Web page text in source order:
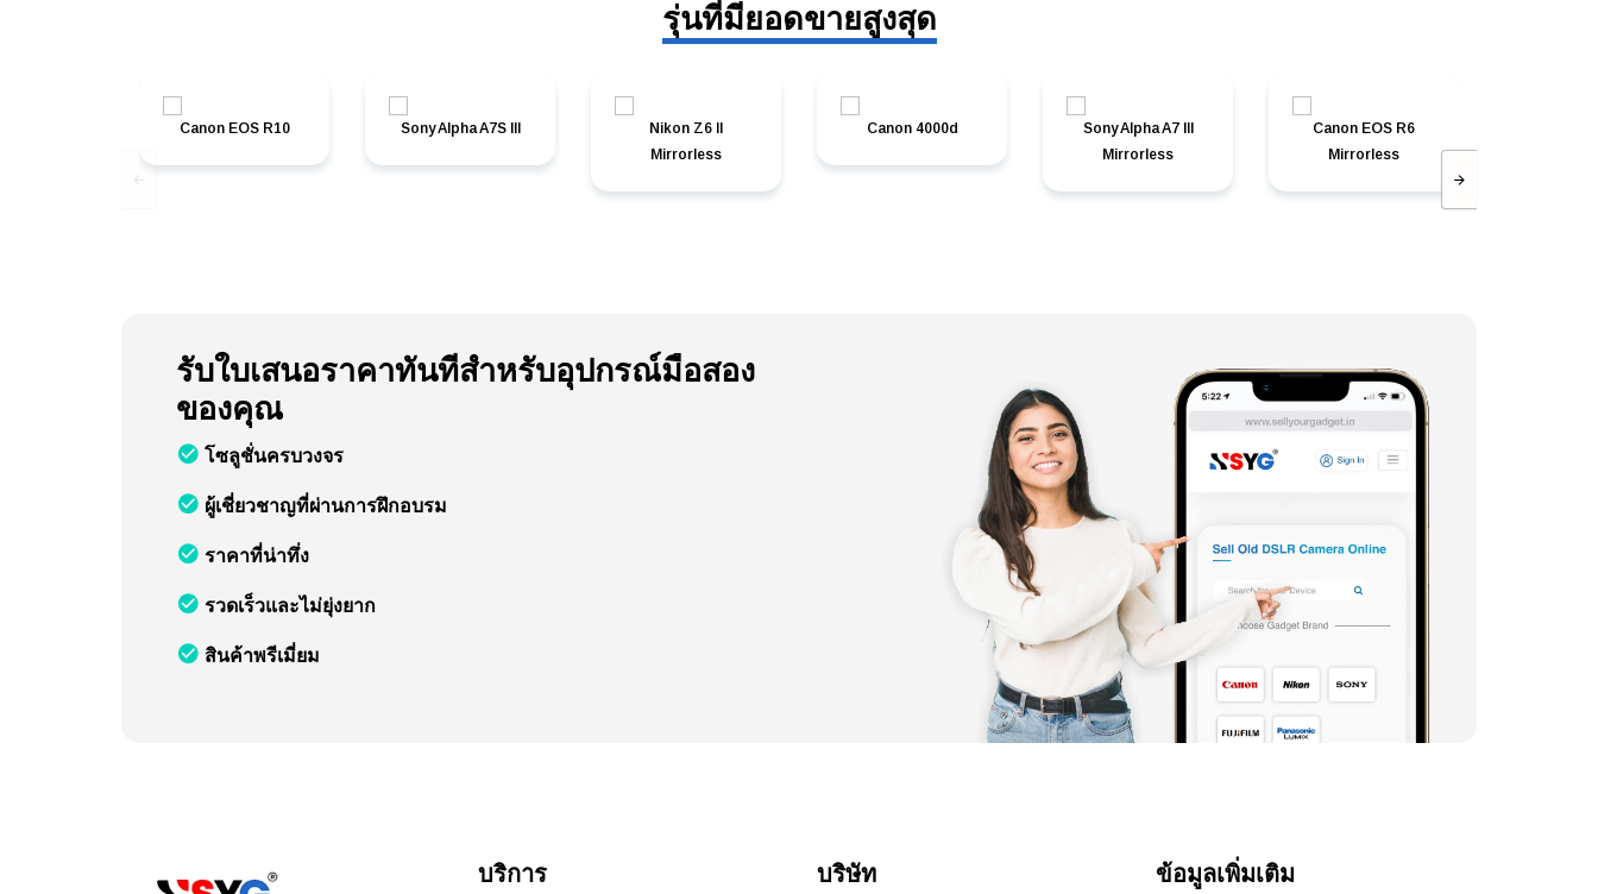
รุ่นที่มียอดขายสูงสุด
Canon EOS R10 Sony Alpha A7S III
Nikon Z6 II
Mirrorless
Canon 4000d
Sony Alpha A7 III
Mirrorless
Canon EOS R6
Mirrorless
รับใบเสนอราคาทันทีสำหรับอุปกรณ์มือสอง
ของคุณ
โซลูชั่นครบวงจร
ผู้เชี่ยวชาญที่ผ่านการฝึกอบรม
ราคาที่น่าทึ่ง
รวดเร็วและไม่ยุ่งยาก
สินค้าพรีเมี่ยม
บริการ บริษัท ข้อมูลเพิ่มเติม